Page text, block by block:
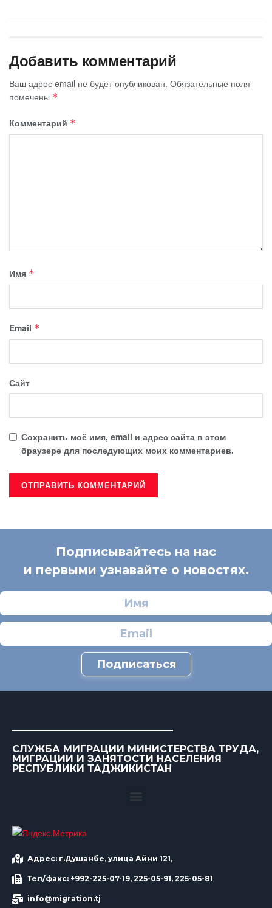
Добавить комментарий
Ваш адрес email не будет опубликован. Обязательные поля
помечены *
Комментарий *
Имя *
Email *
Сайт
Сохранить моё имя, email и адрес сайта в этом
браузере для последующих моих комментариев.
Подписывайтесь на нас
и первыми узнавайте о новостях.
Подписаться
СЛУЖБА МИГРАЦИИ МИНИСТЕРСТВА ТРУДА,
МИГРАЦИИ И ЗАНЯТОСТИ НАСЕЛЕНИЯ
РЕСПУБЛИКИ ТАДЖИКИСТАН
Адрес: г.Душанбе, улица Айни 121,
Тел/факс: +992-225-07-19, 225-05-91, 225-05-81
info@migration.tj